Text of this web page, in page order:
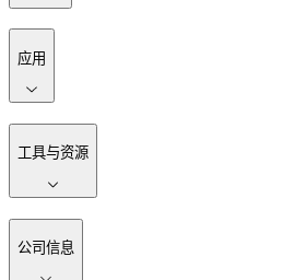
应用
工具与资源
公司信息